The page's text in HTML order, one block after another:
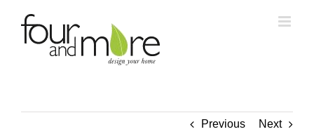
content
Previous Next